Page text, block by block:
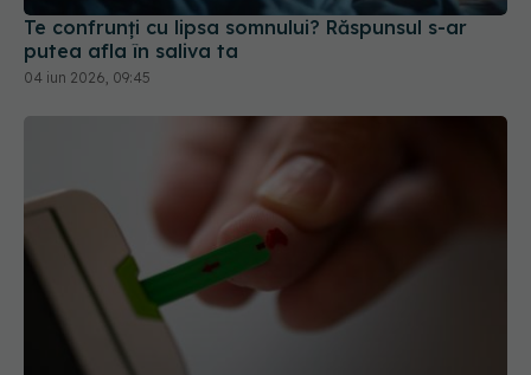
04 iun 2026, 09:45
Hemoglobina glicozilată: analiza importantă pe
care trebuie să o faci din când în când